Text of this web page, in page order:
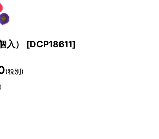
入） [DCP18611]
(税別)
)